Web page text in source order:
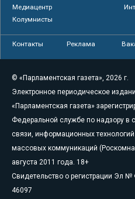
Медиацентр
Колумнисты
Контакты Реклама
© «Парламентская газета», 2026 г.
Электронное периодическое
«Парламентская газета»
Федеральной службе по надзору в
связи, информационных технологий
массовых коммуникаций
августа 2011 года. 18+
Свидетельство о регистрации Эл
46097